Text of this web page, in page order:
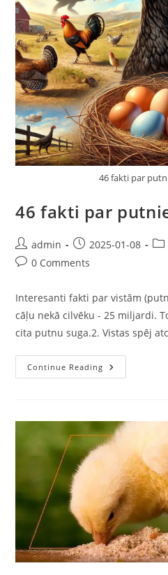
46 fakti par
46 fakti par
admin 2025-01-08
0 Comments
Interesanti fakti par vistām
cāļu nekā cilvēku - 25 miljardi.
cita putnu suga.2. Vistas spēj
Continue Reading